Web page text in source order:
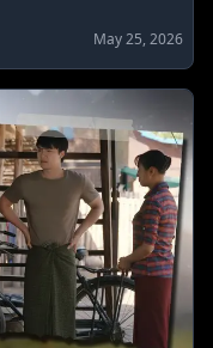
May 25, 2026